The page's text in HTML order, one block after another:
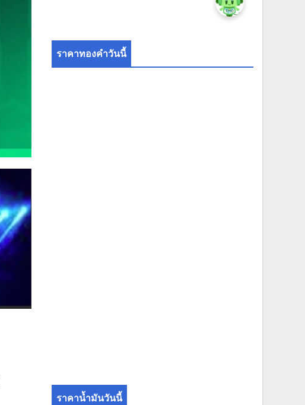
ราคาทองคำวันนี้
ราคาน้ำมันวันนี้